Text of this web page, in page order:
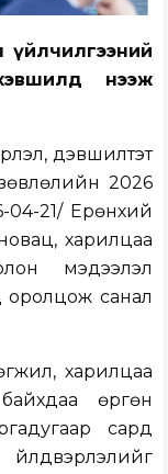
үйлчилгээний
нээж
дэвшилтэт
зөвлөлийн 2026
04-21/ Ерөнхий
харилцаа
мэдээлэл
оролцож санал
харилцаа
өргөн
сард